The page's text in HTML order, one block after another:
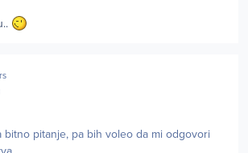
bitno pitanje, pa bih voleo da mi odgovori